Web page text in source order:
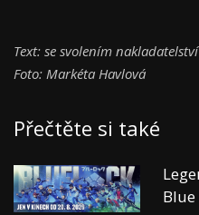
Text: se svolením
Foto: Markéta Havlová
Přečtěte si také